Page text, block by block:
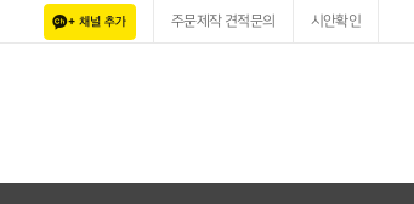
주문제작 견적문의 시안확인